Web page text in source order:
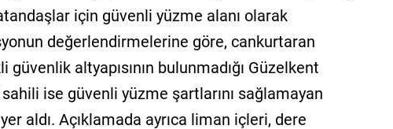
için güvenli yüzme alanı olarak
değerlendirmelerine göre, cankurtaran
altyapısının bulunmadığı Güzelkent
ise güvenli yüzme şartlarını sağlamayan
aldı. Açıklamada ayrıca liman içleri, dere